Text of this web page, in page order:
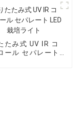
たみ式 UV IR コ
ール セパレート